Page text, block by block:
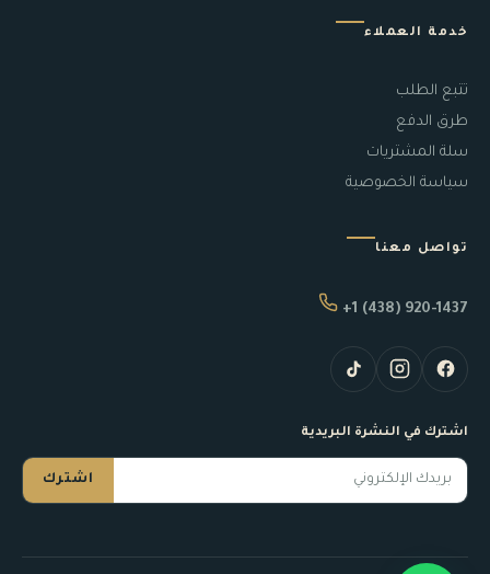
خدمة العملاء
تتبع الطلب
طرق الدفع
سلة المشتريات
سياسة الخصوصية
تواصل معنا
+1 (438) 920-1437
اشترك في النشرة البريدية
اشترك